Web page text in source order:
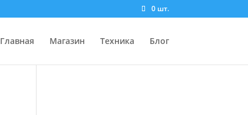
0 шт.
Главная Магазин Техника Блог